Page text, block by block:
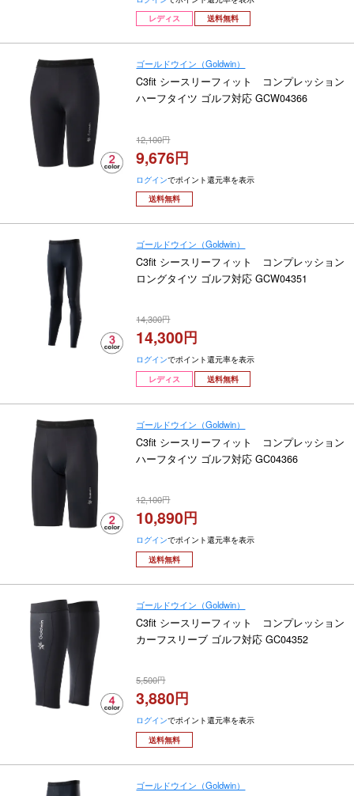
レディス
送料無料
ゴールドウイン（Goldwin）
C3fit シースリーフィット コンプレッション
ハーフタイツ ゴルフ対応 GCW04366
12,100
9,676
ログインでポイント還元率を表示
送料無料
ゴールドウイン（Goldwin）
C3fit シースリーフィット コンプレッション
ロングタイツ ゴルフ対応 GCW04351
14,300
14,300
ログインでポイント還元率を表示
レディス
送料無料
ゴールドウイン（Goldwin）
C3fit シースリーフィット コンプレッション
ハーフタイツ ゴルフ対応 GC04366
12,100
10,890
ログインでポイント還元率を表示
送料無料
ゴールドウイン（Goldwin）
C3fit シースリーフィット コンプレッション
カーフスリーブ ゴルフ対応 GC04352
5,500
3,880
ログインでポイント還元率を表示
送料無料
ゴールドウイン（Goldwin）